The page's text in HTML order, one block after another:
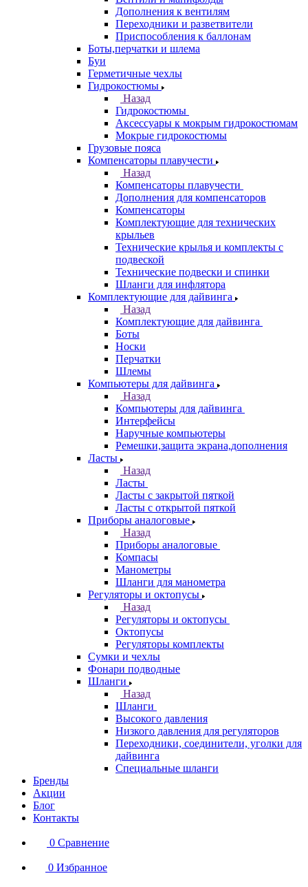
Дополнения к вентилям
Переходники и разветвители
Приспособления к баллонам
Боты,перчатки и шлема
Буи
Герметичные чехлы
Гидрокостюмы
Назад
Гидрокостюмы
Аксессуары к мокрым гидрокостюмам
Мокрые гидрокостюмы
Грузовые пояса
Компенсаторы плавучести
Назад
Компенсаторы плавучести
Дополнения для компенсаторов
Компенсаторы
Комплектующие для технических
крыльев
Технические крылья и комплекты с
подвеской
Технические подвески и спинки
Шланги для инфлятора
Комплектующие для дайвинга
Назад
Комплектующие для дайвинга
Боты
Носки
Перчатки
Шлемы
Компьютеры для дайвинга
Назад
Компьютеры для дайвинга
Интерфейсы
Наручные компьютеры
Ремешки,защита экрана,дополнения
Ласты
Назад
Ласты
Ласты с закрытой пяткой
Ласты с открытой пяткой
Приборы аналоговые
Назад
Приборы аналоговые
Компасы
Манометры
Шланги для манометра
Регуляторы и октопусы
Назад
Регуляторы и октопусы
Октопусы
Регуляторы комплекты
Сумки и чехлы
Фонари подводные
Шланги
Назад
Шланги
Высокого давления
Низкого давления для регуляторов
Переходники, соединители, уголки для
дайвинга
Специальные шланги
Бренды
Акции
Блог
Контакты
0 Сравнение
0 Избранное